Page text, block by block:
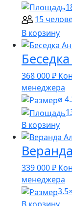
15
В корзину
368 000₽
менеджера
ø
В корзину
339 000₽
менеджера